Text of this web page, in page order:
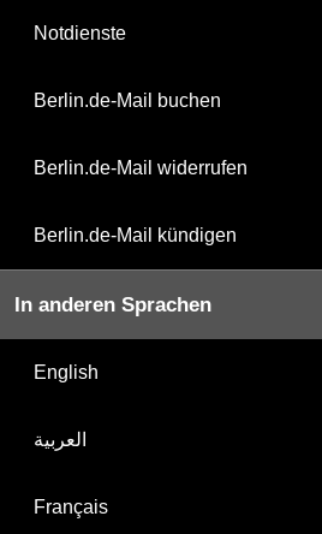
Notdienste
Berlin.de-Mail buchen
Berlin.de-Mail widerrufen
Berlin.de-Mail kündigen
In anderen Sprachen
English
العربية
Français